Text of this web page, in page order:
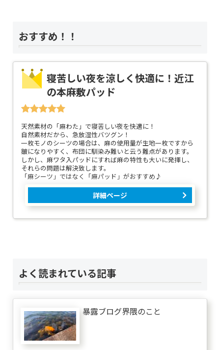
おすすめ！！
寝苦しい夜を涼しく快適に！近江
の本麻敷パッド
天然素材の「麻わた」で寝苦しい夜を快適に！
自然素材だから、急放湿性バツグン！
一枚モノのシーツの場合は、麻の使用量が生地一枚ですから
皺になりやすく、布団に馴染み難いと云う難点があります。
しかし、麻ワタ入パッドにすれば麻の特性も大いに発揮し、
それらの問題は解決致します。
「麻シーツ」ではなく「麻パッド」がおすすめ♪
詳細ページ
よく読まれている記事
暴露ブログ界隈のこと